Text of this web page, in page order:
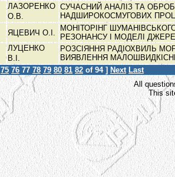
ЛАЗОРЕНКО
О.В.
СУЧАСНИЙ АНАЛІЗ ТА
НАДШИРОКОСМУГОВИХ
ЯЦЕВИЧ О.І.
МОНІТОРІНГ
РЕЗОНАНСУ І МОДЕЛІ
ЛУЦЕНКО
В.І.
РОЗСІЯННЯ РАДІОХВИЛЬ
ВИЯВЛЕННЯ
75 76 77 78 79 80 81 82 of 94 ] Next Last
All
This